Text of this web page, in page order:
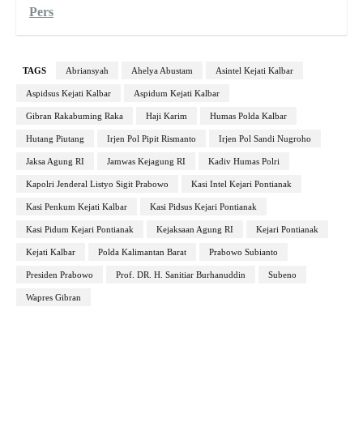
Pers
TAGS Abriansyah Ahelya Abustam Asintel Kejati Kalbar
Aspidsus Kejati Kalbar Aspidum Kejati Kalbar
Gibran Rakabuming Raka Haji Karim Humas Polda Kalbar
Hutang Piutang Irjen Pol Pipit Rismanto Irjen Pol Sandi Nugroho
Jaksa Agung RI Jamwas Kejagung RI Kadiv Humas Polri
Kapolri Jenderal Listyo Sigit Prabowo Kasi Intel Kejari Pontianak
Kasi Penkum Kejati Kalbar Kasi Pidsus Kejari Pontianak
Kasi Pidum Kejari Pontianak Kejaksaan Agung RI Kejari Pontianak
Kejati Kalbar Polda Kalimantan Barat Prabowo Subianto
Presiden Prabowo Prof. DR. H. Sanitiar Burhanuddin Subeno
Wapres Gibran